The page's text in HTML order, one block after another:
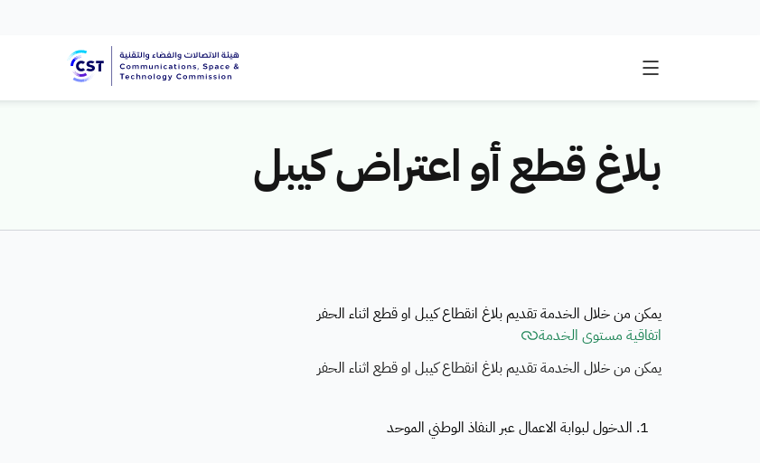
بلاغ قطع أو اعتراض كيبل
يمكن من خلال الخدمة تقديم بلاغ انقطاع كيبل او قطع اثناء الحفر
اتفاقية مستوى الخدمة
يمكن من خلال الخدمة تقديم بلاغ انقطاع كيبل او قطع اثناء الحفر
1. الدخول لبوابة الاعمال عبر النفاذ الوطني الموحد